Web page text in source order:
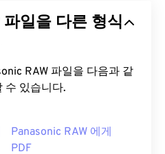
일을 다른 형식
수 있습니다.
Panasonic RAW 에게
PDF